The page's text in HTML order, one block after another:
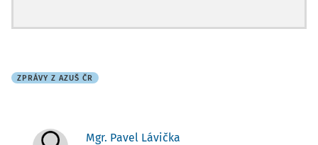
ZPRÁVY Z AZUŠ ČR
Mgr. Pavel Lávička